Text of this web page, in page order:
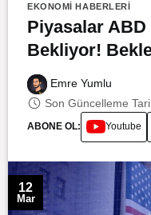
EKONOMI HABERLERI
Piyasalar
Bekliyor!
Emre Yumlu
Son Güncelleme
ABONE OL: Youtube
12
Mar